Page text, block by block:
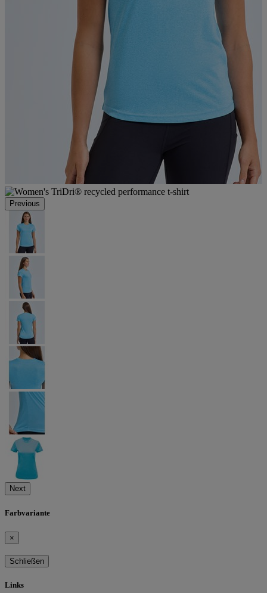
Previous
Next
Farbvariante
×
Schließen
Links